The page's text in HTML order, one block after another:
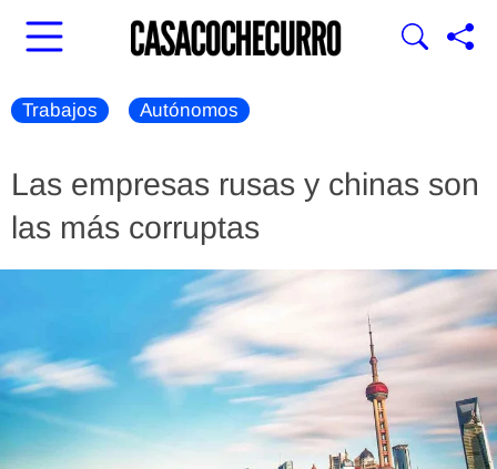
Trabajos Autónomos
Las empresas rusas y chinas son
las más corruptas